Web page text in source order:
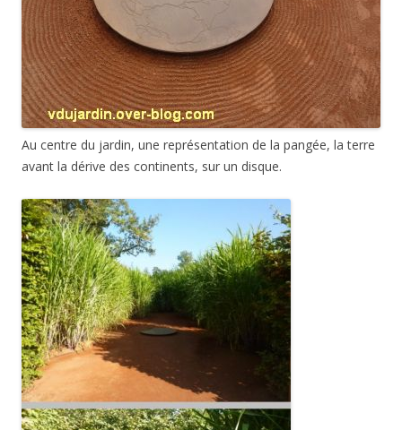
Au centre du jardin, une représentation de la pangée, la terre
avant la dérive des continents, sur un disque.